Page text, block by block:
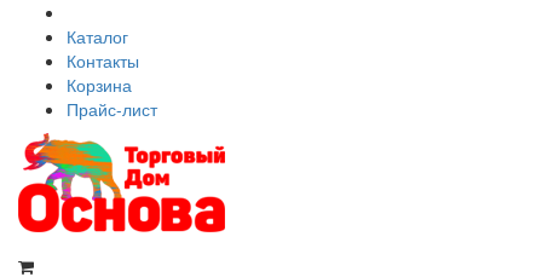
Каталог
Контакты
Корзина
Прайс-лист